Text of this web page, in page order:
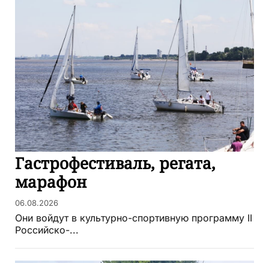
Гастрофестиваль, регата,
марафон
06.08.2026
Они войдут в культурно-спортивную программу II
Российско-...